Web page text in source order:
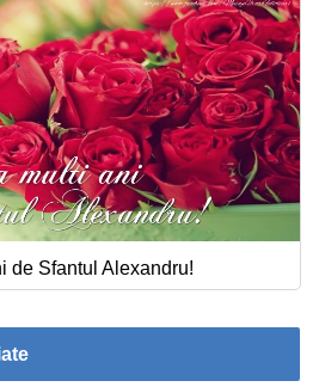
de Sfantul Alexandru!